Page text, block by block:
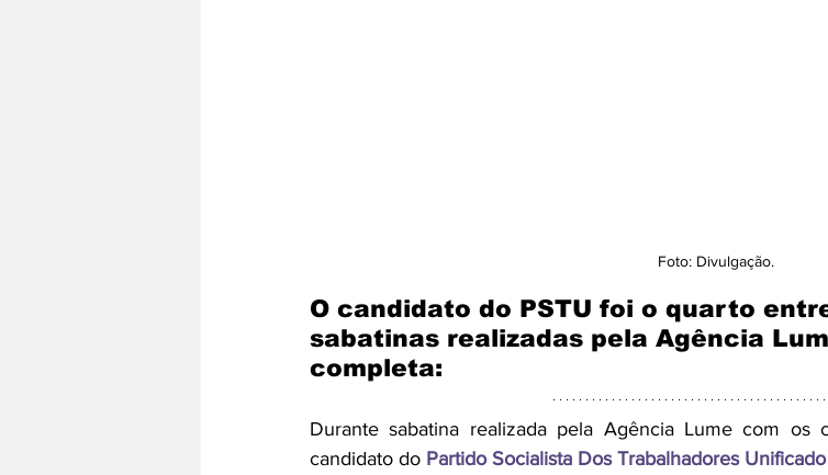
Foto: Divulgação.
O candidato do PSTU foi o quarto
sabatinas realizadas pela Agência
completa:
Durante sabatina realizada pela Agência Lume com os
candidato do Partido Socialista Dos Trabalhadores Unificado